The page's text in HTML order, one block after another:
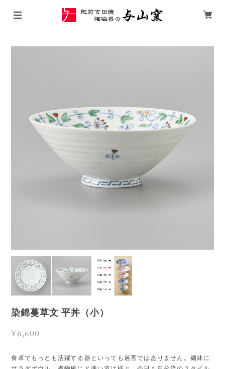
染錦蔓草文 平丼（小）
¥6,600
食卓でもっとも活躍する器といっても過言ではありません。麺鉢に